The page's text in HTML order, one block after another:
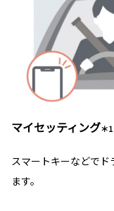
マイセッティング＊1
スマートキーなどで
ます。